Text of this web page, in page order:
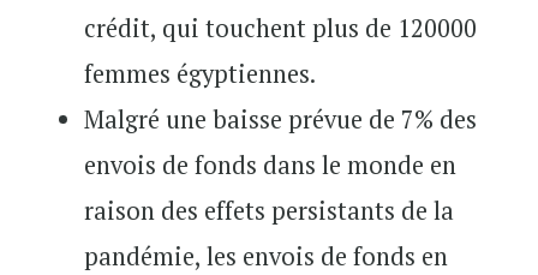
crédit, qui touchent plus de 120000
femmes égyptiennes.
Malgré une baisse prévue de 7% des
envois de fonds dans le monde en
raison des effets persistants de la
pandémie, les envois de fonds en